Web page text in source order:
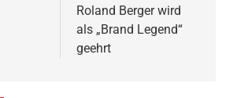
Roland Berger wird
als „Brand Legend“
geehrt